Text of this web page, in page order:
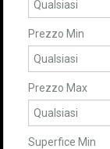
Prezzo Min
Prezzo Max
Superfice Min